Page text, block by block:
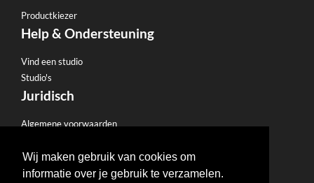
Wij maken gebruik van cookies om
informatie over je gebruik te verzamelen.
Productkiezer
Help & Ondersteuning
Vind een studio
Studio's
Juridisch
Algemene voorwaarden
E-mailbeleid
Restitutiebeleid